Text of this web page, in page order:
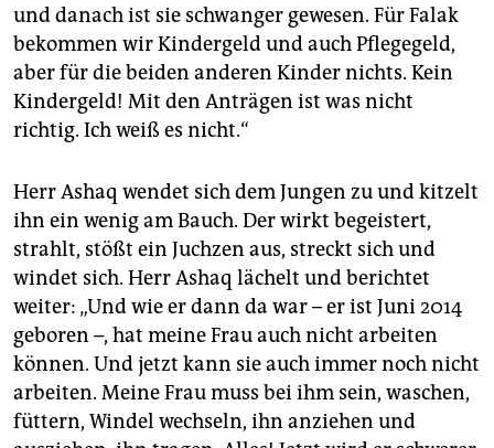
und danach ist sie schwanger gewesen. Für Falak
bekommen wir Kindergeld und auch Pflegegeld,
aber für die beiden anderen Kinder nichts. Kein
Kindergeld! Mit den Anträgen ist was nicht
richtig. Ich weiß es nicht.“
Herr Ashaq wendet sich dem Jungen zu und kitzelt
ihn ein wenig am Bauch. Der wirkt begeistert,
strahlt, stößt ein Juchzen aus, streckt sich und
windet sich. Herr Ashaq lächelt und berichtet
weiter: „Und wie er dann da war – er ist Juni 2014
geboren –, hat meine Frau auch nicht arbeiten
können. Und jetzt kann sie auch immer noch nicht
arbeiten. Meine Frau muss bei ihm sein, waschen,
füttern, Windel wechseln, ihn anziehen und